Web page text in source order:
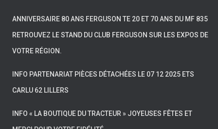
ANNIVERSAIRE 80 ANS FERGUSON TE 20 ET 70 ANS DU MF 835
RETROUVEZ LE STAND DU CLUB FERGUSON SUR LES EXPOS DE
VOTRE RÉGION.
INFO PARTENARIAT PIÈCES DÉTACHÉES LE 07 12 2025 ETS
CARLU 62 LILLERS
INFO « LA BOUTIQUE DU TRACTEUR » JOYEUSES FÊTES ET